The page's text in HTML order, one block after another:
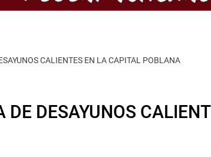
CALIENTES EN LA CAPITAL POBLANA
DESAYUNOS